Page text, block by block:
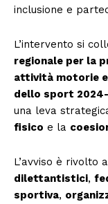
inclusione e
L’intervento si
regionale per la
attività motorie
dello sport
una leva
fisico e la
L’avviso è rivolto a
dilettantistici,
sportiva,